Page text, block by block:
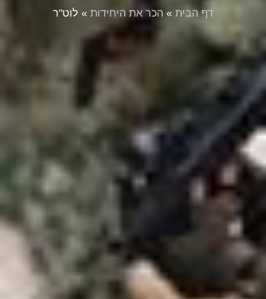
דף הבית » הכר את היחידות » לוט"ר